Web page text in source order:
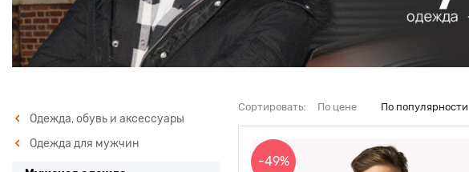
Одежда, обувь и аксессуары
Одежда для мужчин
Сортировать: По цене По популярности
-49%